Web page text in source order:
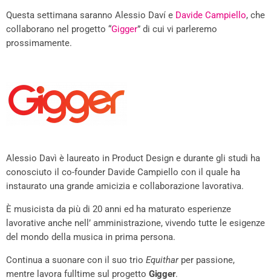
Questa settimana saranno Alessio Daví e Davide Campiello, che
collaborano nel progetto “Gigger” di cui vi parleremo
prossimamente.
Alessio Davì è laureato in Product Design e durante gli studi ha
conosciuto il co-founder Davide Campiello con il quale ha
instaurato una grande amicizia e collaborazione lavorativa.
È musicista da più di 20 anni ed ha maturato esperienze
lavorative anche nell’ amministrazione, vivendo tutte le esigenze
del mondo della musica in prima persona.
Continua a suonare con il suo trio Equitharper passione,
mentre lavora fulltime sul progetto Gigger.